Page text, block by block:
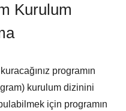
Kurulum
programın
kurulum dizinini
için programın